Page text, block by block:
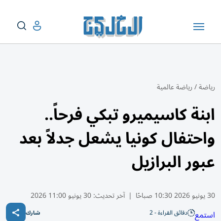
رياضة/رياضة عالمية
ابنة كاسيميرو تبكي فرحاً..
واحتفال كونيا يشعل جدلاً بعد
عبور البرازيل
30 يونيو 2026 10:30 صباحًا | آخر تحديث:30 يونيو 11:00 2026
استمع دقائق القراءة - 2 شارك